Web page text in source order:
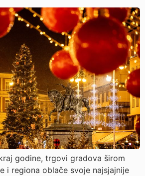
godine, trgovi gradova širom
i regiona oblače svoje najsjajnije